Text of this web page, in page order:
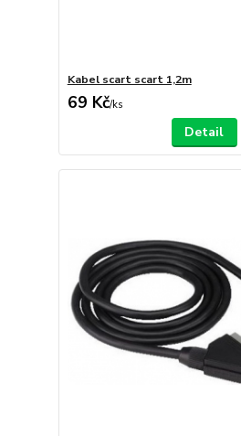
Kabel scart scart 1,2m
69 Kč/ks
Detail